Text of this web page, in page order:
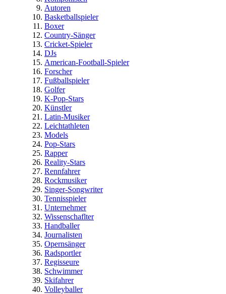
Autoren
Basketballspieler
Boxer
Country-Sänger
Cricket-Spieler
DJs
American-Football-Spieler
Forscher
Fußballspieler
Golfer
K-Pop-Stars
Künstler
Latin-Musiker
Leichtathleten
Models
Pop-Stars
Rapper
Reality-Stars
Rennfahrer
Rockmusiker
Singer-Songwriter
Tennisspieler
Unternehmer
Wissenschaflter
Handballer
Journalisten
Opernsänger
Radsportler
Regisseure
Schwimmer
Skifahrer
Volleyballer